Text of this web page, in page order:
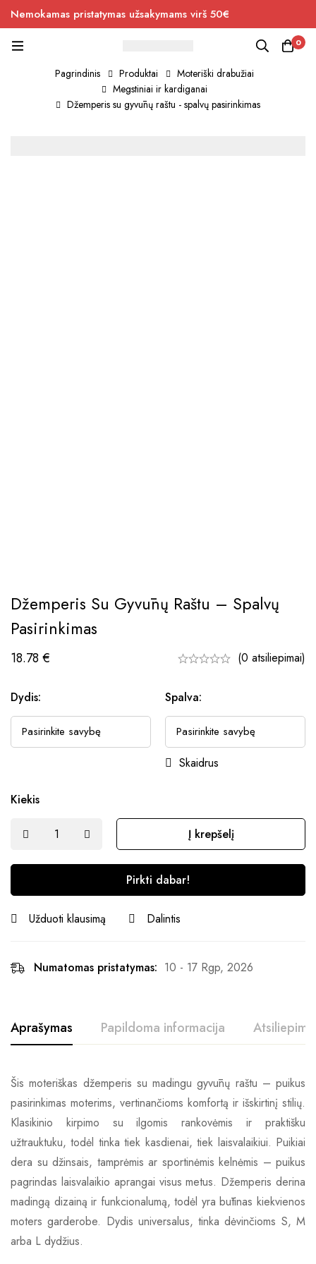
Nemokamas pristatymas užsakymams virš 50€
0
Pagrindinis Produktai
Moteriški drabužiai
Megstiniai ir kardiganai
Džemperis su gyvūnų raštu - spalvų pasirinkimas
Džemperis Su Gyvūnų Raštu – Spalvų
Pasirinkimas
18.78 € (0 atsiliepimai)
Dydis: Spalva:
Skaidrus
Kiekis
Į krepšelį
Pirkti dabar!
Užduoti klausimą Dalintis
Numatomas pristatymas: 10 - 17 Rgp, 2026
Aprašymas Papildoma informacija
Šis moteriškas džemperis su madingu gyvūnų raštu – puikus
pasirinkimas moterims, vertinančioms komfortą ir išskirtinį stilių.
Klasikinio kirpimo su ilgomis rankovėmis ir praktišku
užtrauktuku, todėl tinka tiek kasdienai, tiek laisvalaikiui. Puikiai
dera su džinsais, tamprėmis ar sportinėmis kelnėmis – puikus
pagrindas laisvalaikio aprangai visus metus. Džemperis derina
madingą dizainą ir funkcionalumą, todėl yra būtinas kiekvienos
moters garderobe. Dydis universalus, tinka dėvinčioms S, M
arba L dydžius.